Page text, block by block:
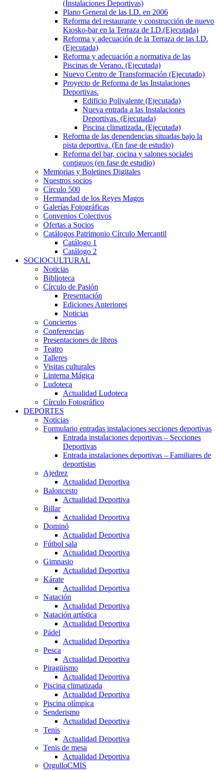
(Instalaciones Deportivas)
Plano General de las I.D. en 2006
Reforma del restaurante y construcción de nuevo
Kiosko-bar en la Terraza de I.D.(Ejecutada)
Reforma y adecuación de la Terraza de las I.D.
(Ejecutada)
Reforma y adecuación a normativa de las
Piscinas de Verano. (Ejecutada)
Nuevo Centro de Transformación (Ejecutado)
Proyecto de Reforma de las Instalaciones
Deportivas.
Edificio Polivalente (Ejecutada)
Nueva entrada a las Instalaciones
Deportivas. (Ejecutada)
Piscina climatizada. (Ejecutada)
Reforma de las dependencias situadas bajo la
pista deportiva. (En fase de estudio)
Reforma del bar, cocina y salones sociales
contiguos (en fase de estudio)
Memorias y Boletines Digitales
Nuestros socios
Círculo 500
Hermandad de los Reyes Magos
Galerías Fotográficas
Convenios Colectivos
Ofertas a Socios
Catálogos Patrimonio Círculo Mercantil
Catálogo 1
Catálogo 2
SOCIOCULTURAL
Noticias
Biblioteca
Círculo de Pasión
Presentación
Ediciones Anteriores
Noticias
Conciertos
Conferencias
Presentaciones de libros
Teatro
Talleres
Visitas culturales
Linterna Mágica
Ludoteca
Actualidad Ludoteca
Círculo Fotográfico
DEPORTES
Noticias
Formulario entradas instalaciones secciones deportivas
Entrada instalaciones deportivas – Secciones
Deportivas
Entrada instalaciones deportivas – Familiares de
deportistas
Ajedrez
Actualidad Deportiva
Baloncesto
Actualidad Deportiva
Billar
Actualidad Deportiva
Dominó
Actualidad Deportiva
Fútbol sala
Actualidad Deportiva
Gimnasio
Actualidad Deportiva
Kárate
Actualidad Deportiva
Natación
Actualidad Deportiva
Natación artística
Actualidad Deportiva
Pádel
Actualidad Deportiva
Pesca
Actualidad Deportiva
Piragüismo
Actualidad Deportiva
Piscina climatizada
Actualidad Deportiva
Piscina olímpica
Senderismo
Actualidad Deportiva
Tenis
Actualidad Deportiva
Tenis de mesa
Actualidad Deportiva
OrgulloCMIS